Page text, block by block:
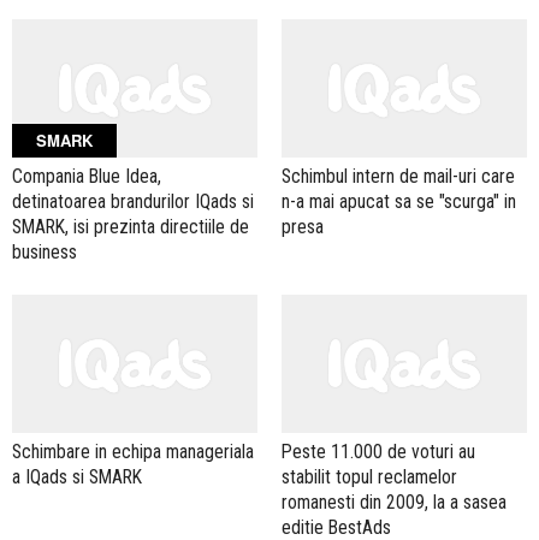
SMARK
Compania Blue Idea,
detinatoarea brandurilor IQads si
SMARK, isi prezinta directiile de
business
Schimbul intern de mail-uri care
n-a mai apucat sa se "scurga" in
presa
Schimbare in echipa manageriala
a IQads si SMARK
Peste 11.000 de voturi au
stabilit topul reclamelor
romanesti din 2009, la a sasea
editie BestAds